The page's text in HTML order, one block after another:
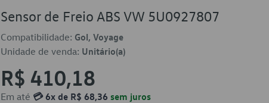
Sensor de Freio ABS VW 5U0927807
Compatibilidade: Gol, Voyage
Unidade de venda: Unitário(a)
R$ 410,18
Em até 💳 6x de R$ 68,36 sem juros